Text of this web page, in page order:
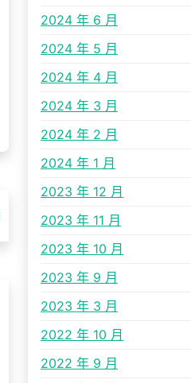
2024 年 6 月
2024 年 5 月
2024 年 4 月
2024 年 3 月
2024 年 2 月
2024 年 1 月
2023 年 12 月
2023 年 11 月
2023 年 10 月
2023 年 9 月
2023 年 3 月
2022 年 10 月
2022 年 9 月